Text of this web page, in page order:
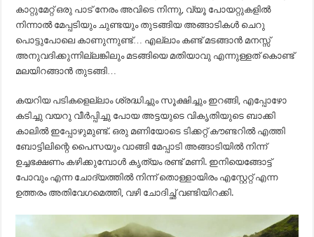
കാറ്റുമേറ്റ് ഒരു പാട് നേരം അവിടെ നിന്നു, വ്യൂ പോയറ്റുകളിൽ
നിന്നാൽ മേപ്പടിയും ചുണ്ടയും തുടങ്ങിയ അങ്ങാടികൾ ചെറു
പൊട്ടുപോലെ കാണുന്നുണ്ട്… എല്ലാം കണ്ട് മടങ്ങാൻ മനസ്സ്
അനുവദിക്കുന്നില്ലങ്കിലും മടങ്ങിയെ മതിയാവു എന്നുള്ളത് കൊണ്ട്
മലയിറങ്ങാൻ തുടങ്ങി…
കയറിയ പടികളെല്ലാം ശ്രദ്ധിച്ചും സൂക്ഷിച്ചും ഇറങ്ങി, എപ്പോഴോ
കടിച്ചു വയറു വീർപ്പിച്ചു പോയ അട്ടയുടെ വികൃതിയുടെ ബാക്കി
കാലിൽ ഇപ്പോഴുമുണ്ട്. ഒരു മണിയോടെ ടിക്കറ്റ് കൗണ്ടറിൽ എത്തി
ബോട്ടിലിന്റെ പൈസയും വാങ്ങി മേപ്പാടി അങ്ങാടിയിൽ നിന്ന്
ഉച്ചഭക്ഷണം കഴിക്കുമ്പോൾ കൃത്യം രണ്ട് മണി. ഇനിയെങ്ങോട്ട്
പോവും എന്ന ചോദ്യത്തിൽ നിന്ന് തൊള്ളായിരം എസ്റ്റേറ്റ് എന്ന
ഉത്തരം അതിവേഗമെത്തി, വഴി ചോദിച്ഛ് വണ്ടിയിറക്കി.